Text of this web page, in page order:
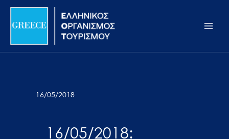
Σημείωση:
ιστότοπος
προσβασιμότητας.
Μετάβαση
περιεχόμενο
16/05/2018
16/05/2018: